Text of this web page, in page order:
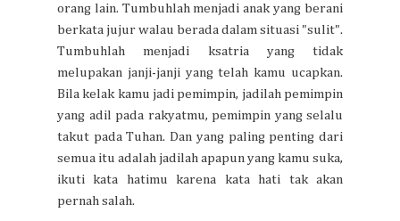
orang lain. Tumbuhlah menjadi anak yang berani
berkata jujur walau berada dalam situasi "sulit".
Tumbuhlah menjadi ksatria yang tidak
melupakan janji-janji yang telah kamu ucapkan.
Bila kelak kamu jadi pemimpin, jadilah pemimpin
yang adil pada rakyatmu, pemimpin yang selalu
takut pada Tuhan. Dan yang paling penting dari
semua itu adalah jadilah apapun yang kamu suka,
ikuti kata hatimu karena kata hati tak akan
pernah salah.